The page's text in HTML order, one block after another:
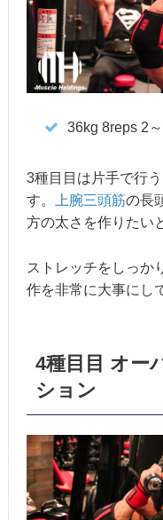
36kg 8reps 2
3種目目は片手で行
す。
上腕三頭筋の長
方の太さを作りたい
ストレッチをしっか
作を非常に大事にし
4種目目 オー
ション